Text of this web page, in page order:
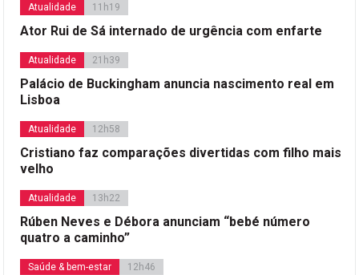
Atualidade 11h19
Ator Rui de Sá internado de urgência com enfarte
Atualidade 21h39
Palácio de Buckingham anuncia nascimento real em
Lisboa
Atualidade 12h58
Cristiano faz comparações divertidas com filho mais
velho
Atualidade 13h22
Rúben Neves e Débora anunciam “bebé número
quatro a caminho”
Saúde & bem-estar 12h46